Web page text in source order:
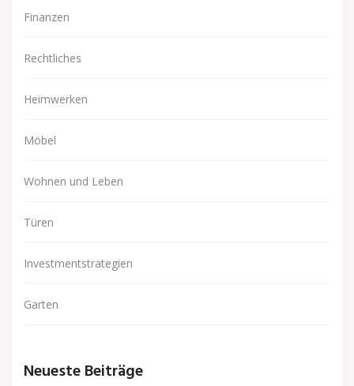
Finanzen
Rechtliches
Heimwerken
Möbel
Wohnen und Leben
Türen
Investmentstrategien
Garten
Neueste Beiträge